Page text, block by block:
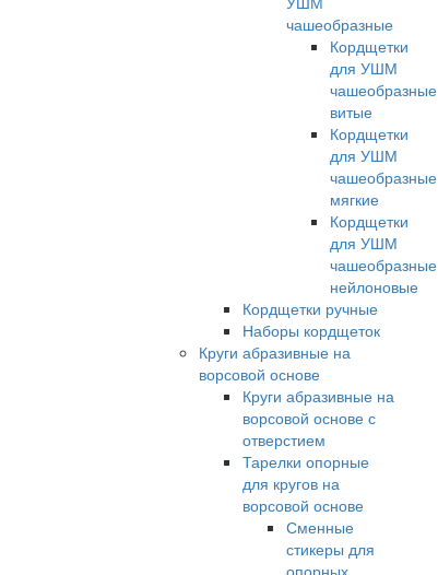
чашеобразные
Кордщетки
для УШМ
чашеобразные
витые
Кордщетки
для УШМ
чашеобразные
мягкие
Кордщетки
для УШМ
чашеобразные
нейлоновые
Кордщетки ручные
Наборы кордщеток
Круги абразивные на
ворсовой основе
Круги абразивные на
ворсовой основе с
отверстием
Тарелки опорные
для кругов на
ворсовой основе
Сменные
стикеры для
опорных